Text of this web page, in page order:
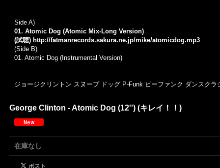
Side A)
01. Atomic Dog (Atomic Mix-Long Version)
(試聴) http://fatmanrecords.sakura.ne.jp/mike/atomicdog.mp3
(Side B)
01. Atomic Dog (Instrumental Version)
ジョージクリントン スヌープ ドッグ P-Funk ピーファンク ダンスク
George Clinton - Atomic Dog (12'') (キレイ！！)
在庫なし